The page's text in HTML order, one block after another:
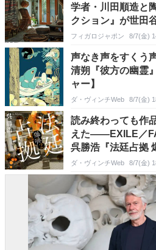
学者・川田順造と
クション』が世田
フィガロジャポン 8/7(金)
声なき声をすくう
清朔『彼方の幽霊
ャー】
ダ・ヴィンチWeb 8/7(金)
読み終わっても作
えた――EXILE／
呉勝浩『法廷占拠
ォッチャー】
ダ・ヴィンチWeb 8/7(金)